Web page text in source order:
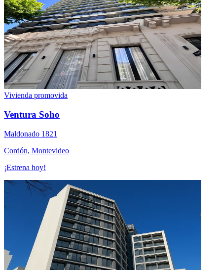
Vivienda promovida
Ventura Soho
Maldonado 1821
Cordón, Montevideo
¡Estrena hoy!